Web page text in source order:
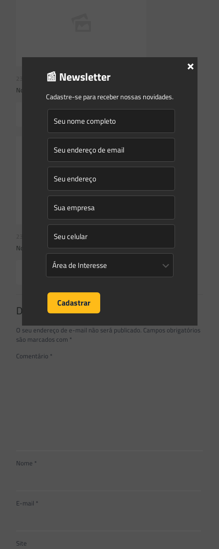
23/07/2026
Novidades | Âmbito Federal
23/07/2026
Novidades | Âmbito Estadual: Rio Grande do Sul
Read more
Deixe um comentário
O seu endereço de e-mail não será publicado. Campos obrigatórios
são marcados com *
Comentário *
Nome *
E-mail *
Site
📰 Newsletter
Cadastre-se para receber nossas novidades.
×